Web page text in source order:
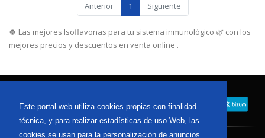
Este portal web utiliza cookies propias con finalidad
técnica, y para realizar estadísticas de uso Web, las
cookies se usan para la personalización de anuncios
Anterior 1 Siguiente
🍀 Las mejores Isoflavonas para tu sistema inmunológico 🌿 con los
mejores precios y descuentos en venta online .